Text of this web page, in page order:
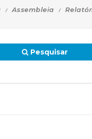
Assembleia
Pesquisar